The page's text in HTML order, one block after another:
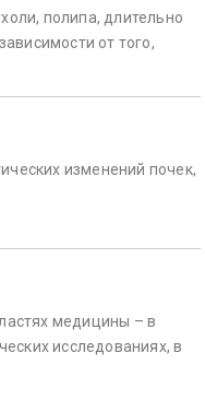
полипа, длительно
от того,
изменений почек,
медицины – в
исследованиях, в